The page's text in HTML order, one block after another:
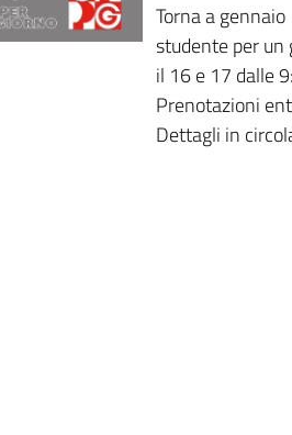
Torna a gennaio
studente per un
il 16 e 17 dalle
Prenotazioni
Dettagli in